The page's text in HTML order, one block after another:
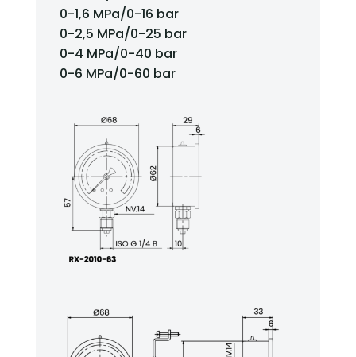
0-1,6 MPa/0-16 bar
0-2,5 MPa/0-25 bar
0-4 MPa/0-40 bar
0-6 MPa/0-60 bar